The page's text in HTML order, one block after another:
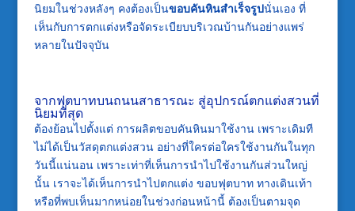
นิยมในช่วงหลังๆ คงต้องเป็นขอบคันหินสำเร็จรูปนั่นเอง ที่
เห็นกับการตกแต่งหรือจัดระเบียบบริเวณบ้านกันอย่างแพร่
หลายในปัจจุบัน
จากฟุตบาทบนถนนสาธารณะ สู่อุปกรณ์ตกแต่งสวนที่
นิยมที่สุด
ต้องย้อนไปตั้งแต่ การผลิตขอบคันหินมาใช้งาน เพราะเดิมที
ไม่ได้เป็นวัสดุตกแต่งสวน อย่างที่ใครต่อใครใช้งานกันในทุก
วันนี้แน่นอน เพราะเท่าที่เห็นการนำไปใช้งานกันส่วนใหญ่
นั้น เราจะได้เห็นการนำไปตกแต่ง ขอบฟุตบาท ทางเดินเท้า
หรือที่พบเห็นมากหน่อยในช่วงก่อนหน้านี้ ต้องเป็นตามจุด